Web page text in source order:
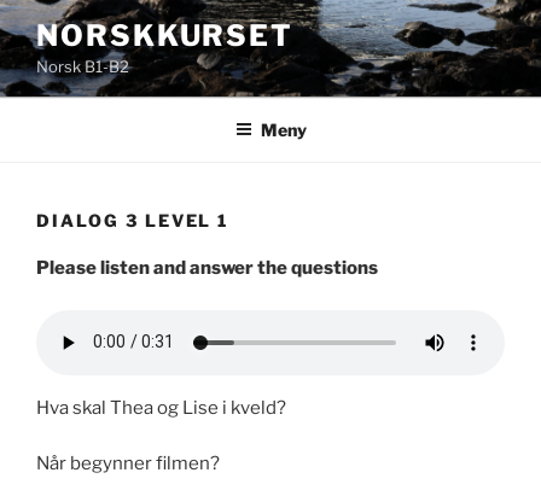
Gå
til
innhold
NORSKKURSET
Norsk B1-B2
Meny
DIALOG 3 LEVEL 1
Please listen and answer the questions
Hva skal Thea og Lise i kveld?
Når begynner filmen?